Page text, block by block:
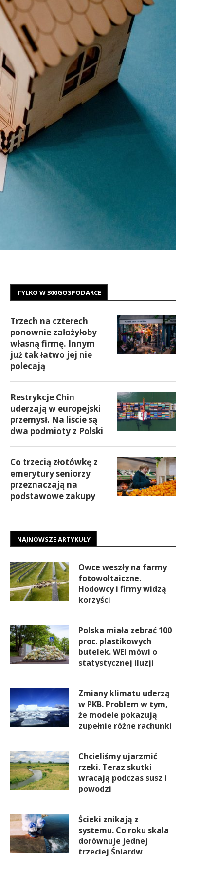
TYLKO W 300GOSPODARCE
Trzech na czterech
ponownie założyłoby
własną firmę. Innym
już tak łatwo jej nie
polecają
Restrykcje Chin
uderzają w europejski
przemysł. Na liście są
dwa podmioty z Polski
Co trzecią złotówkę z
emerytury seniorzy
przeznaczają na
podstawowe zakupy
NAJNOWSZE ARTYKUŁY
Owce weszły na farmy
fotowoltaiczne.
Hodowcy i firmy widzą
korzyści
Polska miała zebrać 100
proc. plastikowych
butelek. WEI mówi o
statystycznej iluzji
Zmiany klimatu uderzą
w PKB. Problem w tym,
że modele pokazują
zupełnie różne rachunki
Chcieliśmy ujarzmić
rzeki. Teraz skutki
wracają podczas susz i
powodzi
Ścieki znikają z
systemu. Co roku skala
dorównuje jednej
trzeciej Śniardw